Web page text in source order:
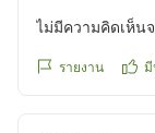
https://
ไม่มีความคิดเห็น
รายงาน มี